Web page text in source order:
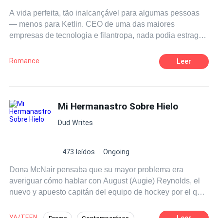
A vida perfeita, tão inalcançável para algumas pessoas
— menos para Ketlin. CEO de uma das maiores
empresas de tecnologia e filantropa, nada podia estragar
egocêntrico e luxuoso que adora curtir a vida. Pode-se
dizer que foi amor à primeira vista, para ambos os lados,
seu coração; já Ha-Jun amava Ketlin... e suas amantes. E
toda a vida muda quando Ketlin descobre sobre as
amantes, então a mulher amável e doce morre dando
matar e controlar a vida de qualquer um que contrariar
Romance Leer
Mi Hermanastro Sobre Hielo
Dud Writes
473 leídos Ongoing
Dona McNair pensaba que su mayor problema era
averiguar cómo hablar con August (Augie) Reynolds, el
nuevo y apuesto capitán del equipo de hockey por el que
día en que descubre que es su hermanastro. Ahora,